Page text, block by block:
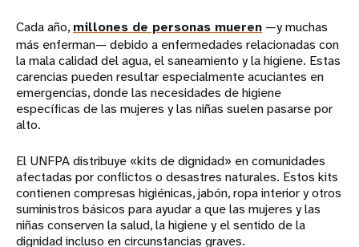
Cada año, millones de personas mueren —y muchas
más enferman— debido a enfermedades relacionadas con
la mala calidad del agua, el saneamiento y la higiene. Estas
carencias pueden resultar especialmente acuciantes en
emergencias, donde las necesidades de higiene
específicas de las mujeres y las niñas suelen pasarse por
alto.
El UNFPA distribuye «kits de dignidad» en comunidades
afectadas por conflictos o desastres naturales. Estos kits
contienen compresas higiénicas, jabón, ropa interior y otros
suministros básicos para ayudar a que las mujeres y las
niñas conserven la salud, la higiene y el sentido de la
dignidad incluso en circunstancias graves.